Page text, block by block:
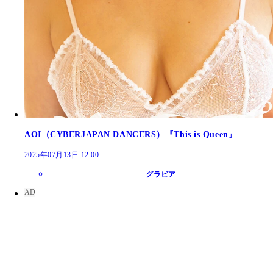
AOI（CYBERJAPAN DANCERS）『This is Queen』
2025年07月13日 12:00
グラビア